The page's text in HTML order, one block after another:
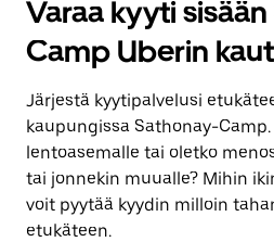
Varaa kyyti
Camp Uberin
Järjestä kyytipalvelusi
kaupungissa Sathonay-
lentoasemalle tai oletko
tai jonnekin muualle? Mihin
voit pyytää kyydin milloin
etukäteen.